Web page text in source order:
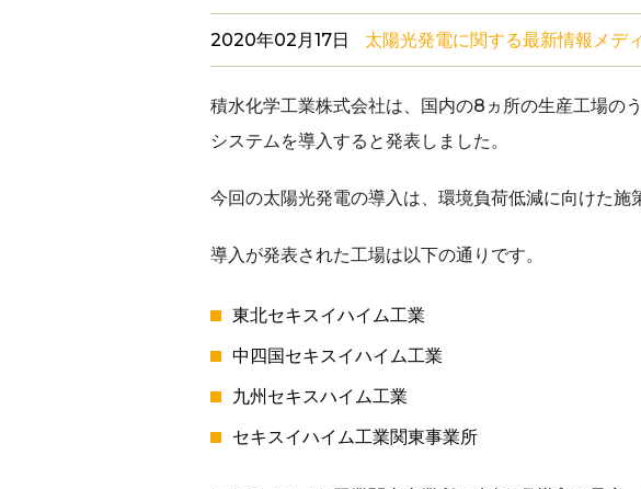
2020年02月17日 太陽光発電に関する最新情報メデ
積水化学工業株式会社は、国内の8ヵ所の生産工場の
システムを導入すると発表しました。
今回の太陽光発電の導入は、環境負荷低減に向けた施
導入が発表された工場は以下の通りです。
東北セキスイハイム工業
中四国セキスイハイム工業
九州セキスハイム工業
セキスイハイム工業関東事業所